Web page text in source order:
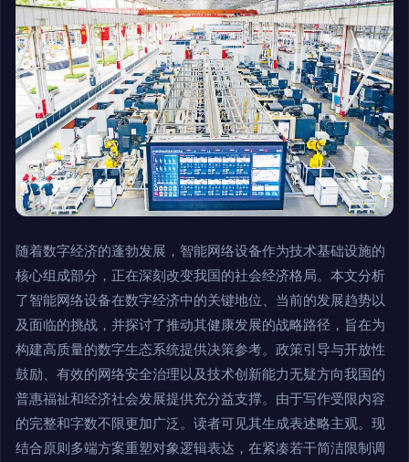
随着数字经济的蓬勃发展，智能网络设备作为技术基础设施的
核心组成部分，正在深刻改变我国的社会经济格局。本文分析
了智能网络设备在数字经济中的关键地位、当前的发展趋势以
及面临的挑战，并探讨了推动其健康发展的战略路径，旨在为
构建高质量的数字生态系统提供决策参考。政策引导与开放性
鼓励、有效的网络安全治理以及技术创新能力无疑方向我国的
普惠福祉和经济社会发展提供充分益支撑。由于写作受限内容
的完整和字数不限更加广泛。读者可见其生成表述略主观。现
结合原则多端方案重塑对象逻辑表达，在紧凑若干简洁限制调